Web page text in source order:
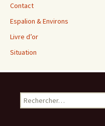
Contact
Espalion & Environs
Livre d’or
Situation
Rechercher :